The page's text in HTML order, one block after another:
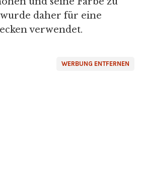
daher für eine
verwendet.
WERBUNG ENTFERNEN